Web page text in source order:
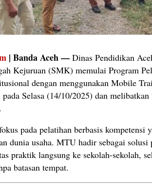
| Banda Aceh — Dinas Pendidikan
Kejuruan (SMK) memulai Program
dengan menggunakan Mobile
Selasa (14/10/2025) dan
pada pelatihan berbasis kompetensi
dunia usaha. MTU hadir sebagai
praktik langsung ke sekolah-sekolah,
batasan tempat.